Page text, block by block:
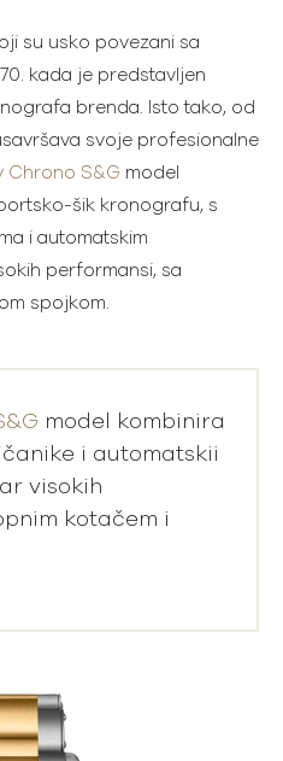
su usko povezani sa
kada je predstavljen
brenda. Isto tako, od
svoje profesionalne
Chrono S&G model
šik kronografu, s
i automatskim
performansi, sa
spojkom.
model kombinira
i automatskii
visokih
kotačem i